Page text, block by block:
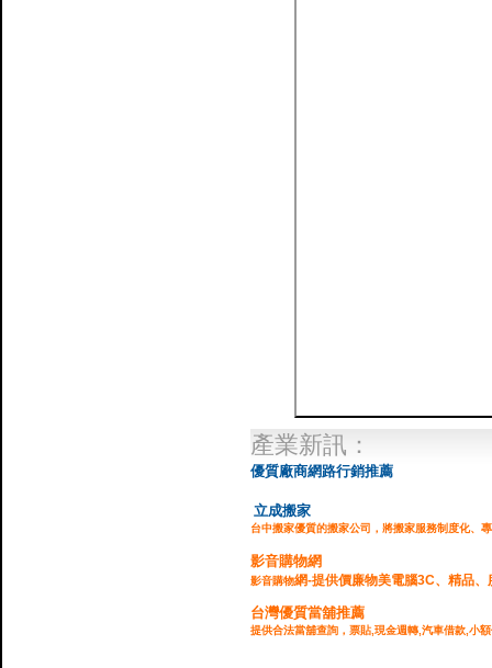
產業新訊：
優質廠商網路行銷推薦
立成搬家
台中搬家優質的搬家公司，將搬家服務制度化、
影音購物網
影音購物網-提供價廉物美電腦3C、精品
台灣優質當舖推薦
提供合法當舖查詢，票貼,現金週轉,汽車借款,小